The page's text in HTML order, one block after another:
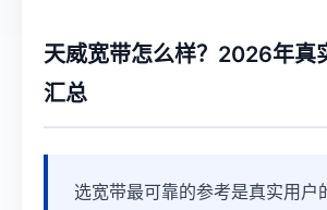
天威宽带怎么样？2026年真
汇总
选宽带最可靠的参考是真实用户